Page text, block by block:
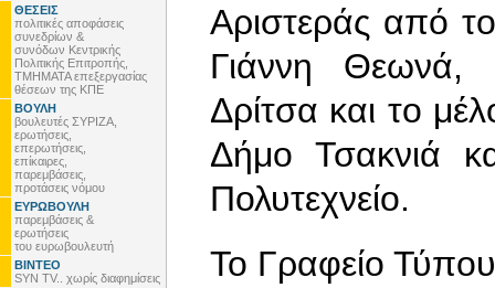
ΘΕΣΕΙΣ
πολιτικές αποφάσεις
συνεδρίων &
συνόδων Κεντρικής
Πολιτικής Επιτροπής,
ΤΜΗΜΑΤΑ επεξεργασίας
θέσεων της ΚΠΕ
ΒΟΥΛΗ
βουλευτές ΣΥΡΙΖΑ,
ερωτήσεις,
επερωτήσεις,
επίκαιρες,
παρεμβάσεις,
προτάσεις νόμου
ΕΥΡΩΒΟΥΛΗ
παρεμβάσεις &
ερωτήσεις
του ευρωβουλευτή
ΒΙΝΤΕΟ
SYN TV.. χωρίς διαφημίσεις
Αριστεράς από
Γιάννη Θεωνά,
Δρίτσα και το
Δήμο Τσακνιά
Πολυτεχνείο.
To Γραφείο Τύπου